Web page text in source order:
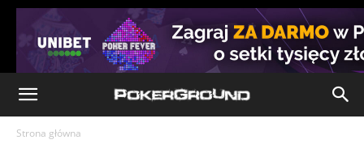
Strona główna